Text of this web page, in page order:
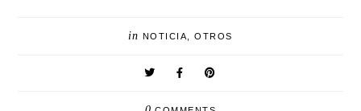
in NOTICIA,OTROS